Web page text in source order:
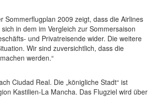
Sommerflugplan 2009 zeigt, dass die Airlines
in dem im Vergleich zur Sommersaison
und Privatreisende wider. Die weitere
Wir sind zuversichtlich, dass die
werden.“
Ciudad Real. Die „königliche Stadt“ ist
Kastilien-La Mancha. Das Flugziel wird über